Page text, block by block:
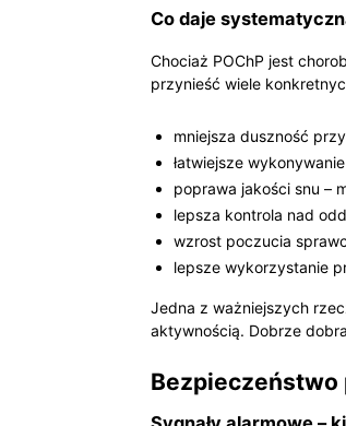
Co daje
Chociaż POChP jest
przynieść wiele
mniejsza duszność
łatwiejsze
poprawa jakości snu –
lepsza kontrola nad
wzrost poczucia
lepsze wykorzystanie
Jedna z ważniejszych
aktywnością. Dobrze
Bezpieczeństwo